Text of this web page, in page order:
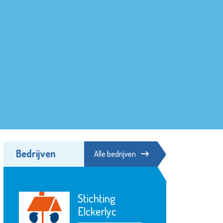
Bedrijven Alle bedrijven
Stichting
Elckerlyc